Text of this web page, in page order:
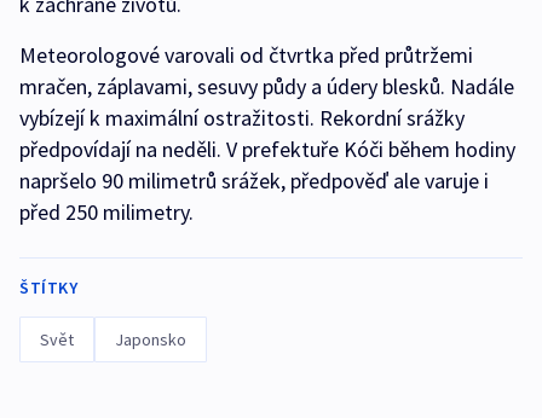
Meteorologové varovali od čtvrtka před průtržemi
mračen, záplavami, sesuvy půdy a údery blesků. Nadále
vybízejí k maximální ostražitosti. Rekordní srážky
předpovídají na neděli. V prefektuře Kóči během hodiny
napršelo 90 milimetrů srážek, předpověď ale varuje i
před 250 milimetry.
ŠTÍTKY
Svět Japonsko